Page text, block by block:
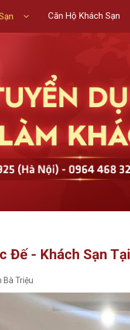
Căn Hộ Khách Sạn
Đế - Khách Sạn
Bà Triệu